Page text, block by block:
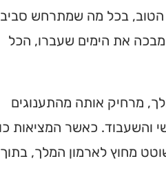
הטוב, בכל מה שמתרחש
את הימים שעברו, הכל
מרחיק אותה מהתענוגים
והשעבוד. כאשר המציאות
מחוץ לארמון המלך, בתוך